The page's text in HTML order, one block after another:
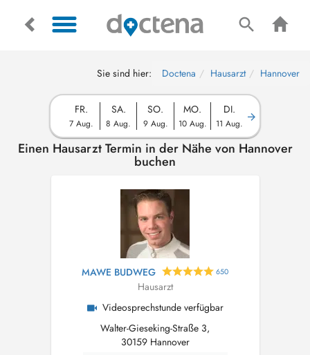
Sie sind hier: Doctena Hausarzt Hannover
FR.
7 Aug.
SA.
8 Aug.
SO.
9 Aug.
MO.
10 Aug.
DI.
11 Aug.
Einen Hausarzt Termin in der Nähe von Hannover
buchen
MAWE BUDWEG 650
Hausarzt
Videosprechstunde verfügbar
Walter-Gieseking-Straße 3,
30159 Hannover